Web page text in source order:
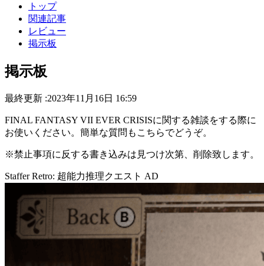
トップ
関連記事
レビュー
掲示板
掲示板
最終更新 :2023年11月16日 16:59
FINAL FANTASY VII EVER CRISISに関する雑談をする際に
お使いください。簡単な質問もこちらでどうぞ。
※禁止事項に反する書き込みは見つけ次第、削除致します。
Staffer Retro: 超能力推理クエスト AD